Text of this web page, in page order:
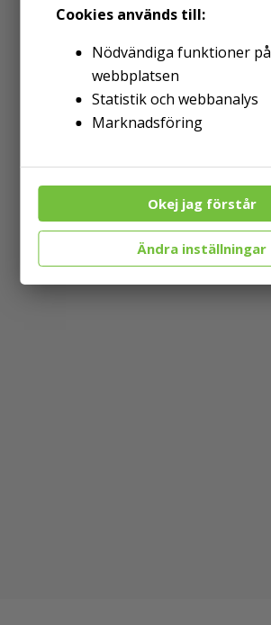
Cookies används till:
Nödvändiga funktioner på
webbplatsen
Statistik och webbanalys
Marknadsföring
Okej jag förstår
Ändra inställningar